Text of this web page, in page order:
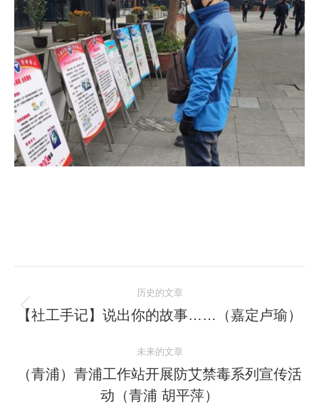
章
航
历史的文章
历
的
文
章：
【社工手记】说出你的故事……（嘉定卢瑜）
未来的文章
未
来
（青浦）青浦工作站开展防艾禁毒系列宣传活
动（青浦 胡平萍）